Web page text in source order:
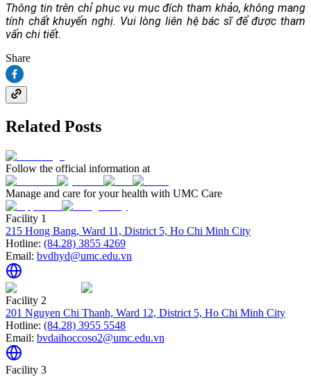
Thông tin trên chỉ phục vụ mục đích tham khảo, không mang
tính chất khuyến nghị. Vui lòng liên hệ bác sĩ để được tham
vấn chi tiết.
Share
Related Posts
Follow the official information at
Manage and care for your health with UMC Care
Facility 1
215 Hong Bang, Ward 11, District 5, Ho Chi Minh City
Hotline: (84.28) 3855 4269
Email: bvdhyd@umc.edu.vn
Facility 2
201 Nguyen Chi Thanh, Ward 12, District 5, Ho Chi Minh City
Hotline: (84.28) 3955 5548
Email: bvdaihoccoso2@umc.edu.vn
Facility 3